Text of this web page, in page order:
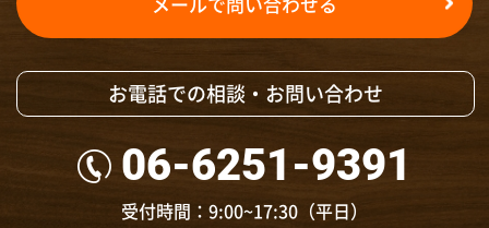
お電話での相談・お問い合わせ
06-6251-9391
受付時間：9:00~17:30（平日）